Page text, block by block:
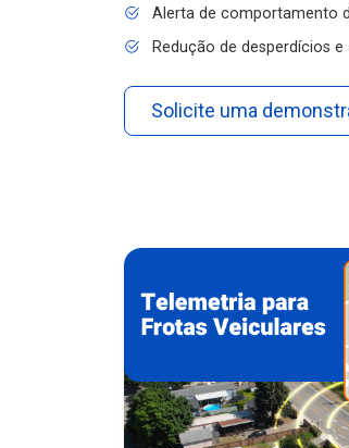
Redução de desperdícios
Solicite uma